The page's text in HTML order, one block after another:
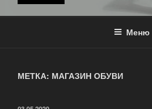
Меню
МЕТКА: МАГАЗИН ОБУВИ